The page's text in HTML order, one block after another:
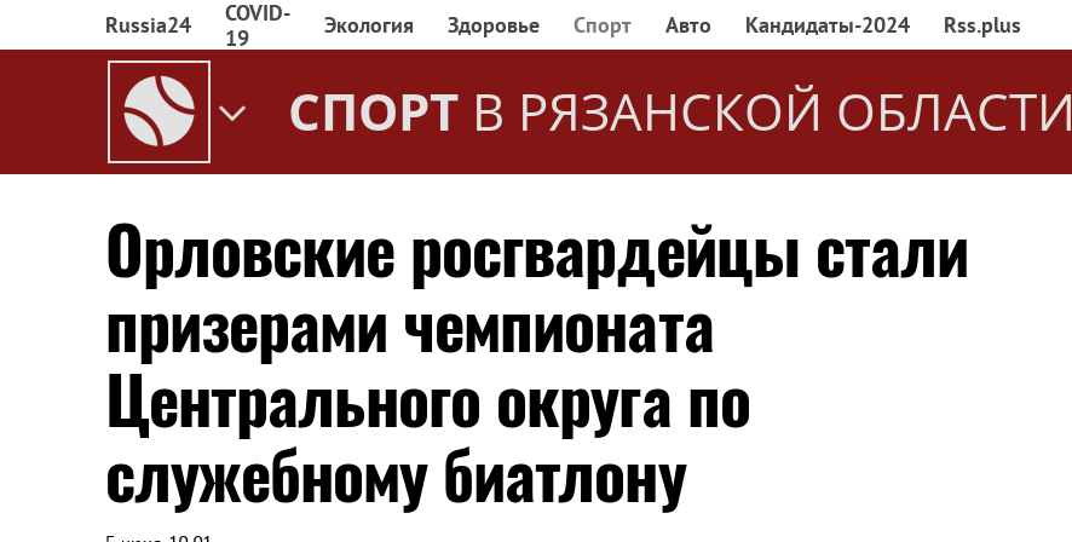
Russia24
COVID-
19
Экология Здоровье Спорт Авто Кандидаты-2024 Rss.plus
СПОРТ В РЯЗАНСКОЙ ОБЛАСТИ
Орловские росгвардейцы стали
призерами чемпионата
Центрального округа по
служебному биатлону